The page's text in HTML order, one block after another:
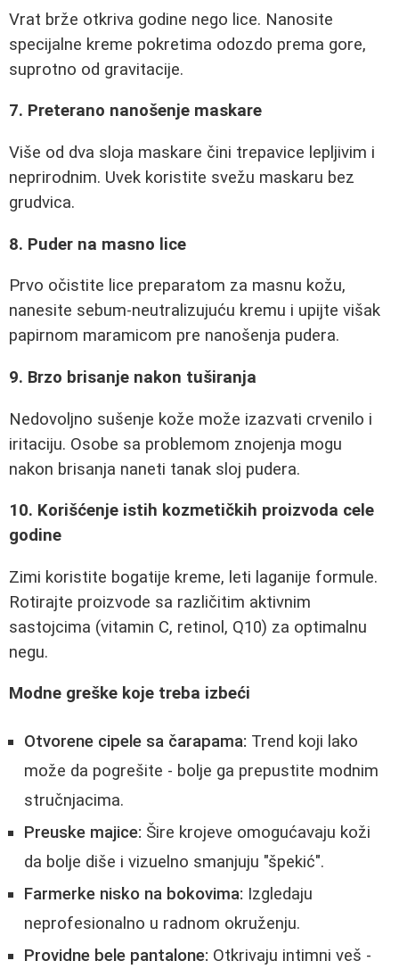
Vrat brže otkriva godine nego lice. Nanosite
specijalne kreme pokretima odozdo prema gore,
suprotno od gravitacije.
7. Preterano nanošenje maskare
Više od dva sloja maskare čini trepavice lepljivim i
neprirodnim. Uvek koristite svežu maskaru bez
grudvica.
8. Puder na masno lice
Prvo očistite lice preparatom za masnu kožu,
nanesite sebum-neutralizujuću kremu i upijte višak
papirnom maramicom pre nanošenja pudera.
9. Brzo brisanje nakon tuširanja
Nedovoljno sušenje kože može izazvati crvenilo i
iritaciju. Osobe sa problemom znojenja mogu
nakon brisanja naneti tanak sloj pudera.
10. Korišćenje istih kozmetičkih proizvoda cele
godine
Zimi koristite bogatije kreme, leti laganije formule.
Rotirajte proizvode sa različitim aktivnim
sastojcima (vitamin C, retinol, Q10) za optimalnu
negu.
Modne greške koje treba izbeći
Otvorene cipele sa čarapama: Trend koji lako
može da pogrešite - bolje ga prepustite modnim
stručnjacima.
Preuske majice: Šire krojeve omogućavaju koži
da bolje diše i vizuelno smanjuju "špekić".
Farmerke nisko na bokovima: Izgledaju
neprofesionalno u radnom okruženju.
Providne bele pantalone: Otkrivaju intimni veš -